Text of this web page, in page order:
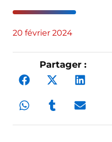
20 février 2024
Partager :